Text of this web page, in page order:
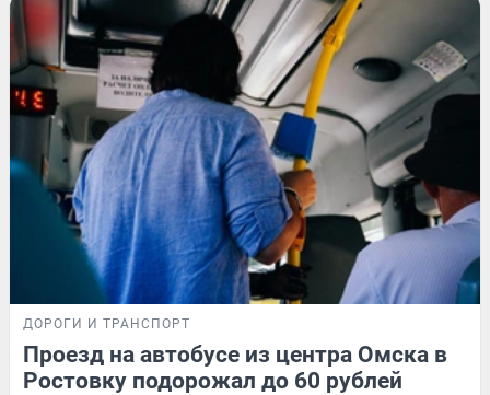
ДОРОГИ И ТРАНСПОРТ
Проезд на автобусе из центра Омска в
Ростовку подорожал до 60 рублей